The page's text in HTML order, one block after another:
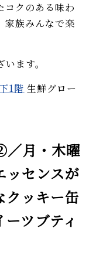
コクのある味わ
家族みんなで楽
ます。
1階 生鮮グロー
／月・木曜
ッセンスが
クッキー缶
ツブティ